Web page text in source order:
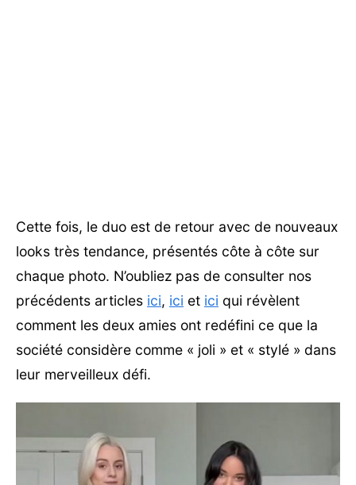
Cette fois, le duo est de retour avec de nouveaux
looks très tendance, présentés côte à côte sur
chaque photo. N’oubliez pas de consulter nos
précédents articles ici, ici et ici qui révèlent
comment les deux amies ont redéfini ce que la
société considère comme « joli » et « stylé » dans
leur merveilleux défi.